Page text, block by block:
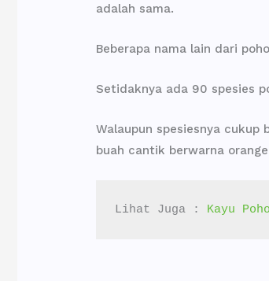
adalah sama.
Beberapa nama lain dari
Setidaknya ada 90 spesies
Walaupun spesiesnya
buah cantik berwarna
Lihat Juga : Kayu